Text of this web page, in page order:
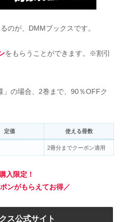
のが、DMMブックスです。
をもらうことができます。※割引
」の場合、2巻まで、90％OFFク
定価 使える冊数
2冊分までクーポン適用
入限定！
ンがもらえてお得／
ス公式サイト